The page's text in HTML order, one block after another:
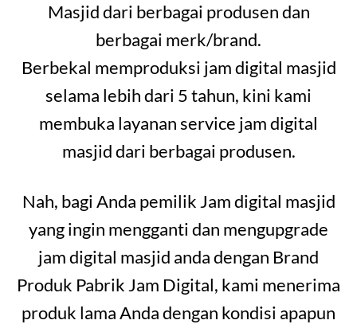
Masjid dari berbagai produsen dan
berbagai merk/brand.
Berbekal memproduksi jam digital masjid
selama lebih dari 5 tahun, kini kami
membuka layanan service jam digital
masjid dari berbagai produsen.
Nah, bagi Anda pemilik Jam digital masjid
yang ingin mengganti dan mengupgrade
jam digital masjid anda dengan Brand
Produk Pabrik Jam Digital, kami menerima
produk lama Anda dengan kondisi apapun